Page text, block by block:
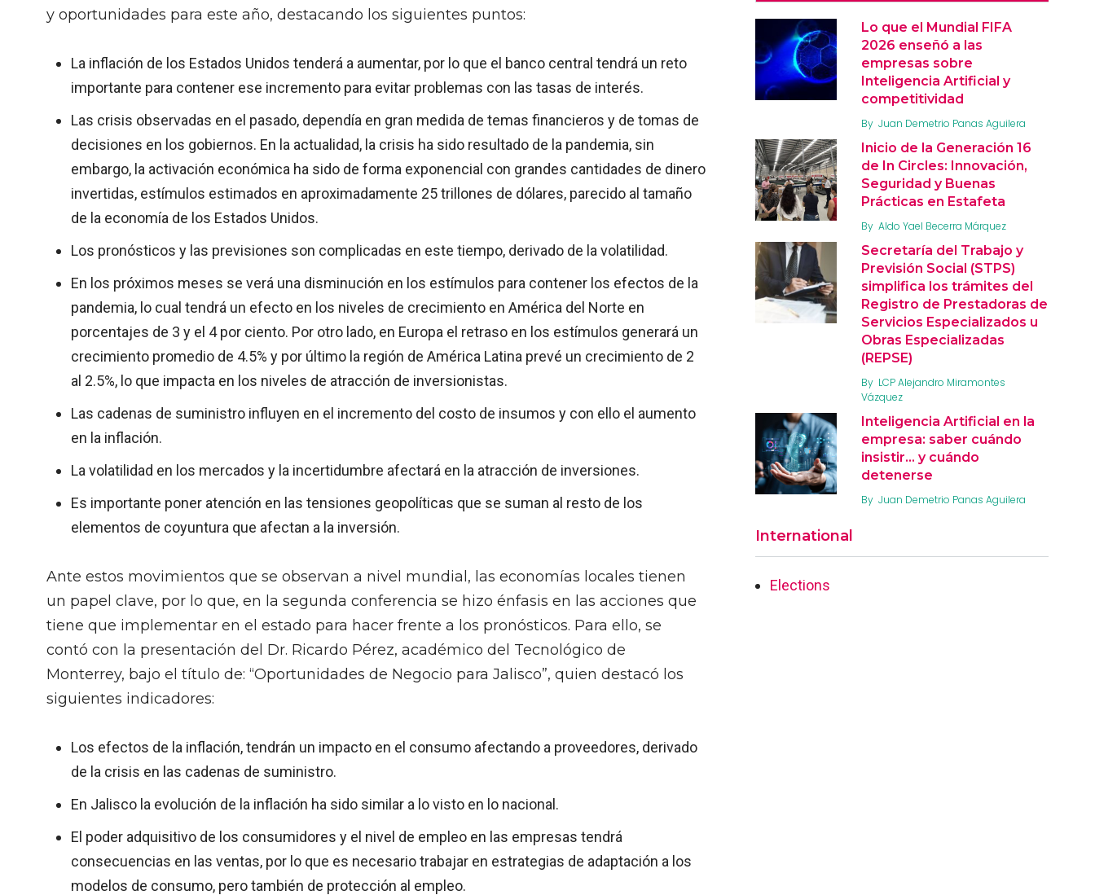
y oportunidades para este año, destacando los siguientes puntos:
La inflación de los Estados Unidos tenderá a aumentar, por lo que el banco central tendrá un reto
importante para contener ese incremento para evitar problemas con las tasas de interés.
Las crisis observadas en el pasado, dependía en gran medida de temas financieros y de tomas de
decisiones en los gobiernos. En la actualidad, la crisis ha sido resultado de la pandemia, sin
embargo, la activación económica ha sido de forma exponencial con grandes cantidades de dinero
invertidas, estímulos estimados en aproximadamente 25 trillones de dólares, parecido al tamaño
de la economía de los Estados Unidos.
Los pronósticos y las previsiones son complicadas en este tiempo, derivado de la volatilidad.
En los próximos meses se verá una disminución en los estímulos para contener los efectos de la
pandemia, lo cual tendrá un efecto en los niveles de crecimiento en América del Norte en
porcentajes de 3 y el 4 por ciento. Por otro lado, en Europa el retraso en los estímulos generará un
crecimiento promedio de 4.5% y por último la región de América Latina prevé un crecimiento de 2
al 2.5%, lo que impacta en los niveles de atracción de inversionistas.
Las cadenas de suministro influyen en el incremento del costo de insumos y con ello el aumento
en la inflación.
La volatilidad en los mercados y la incertidumbre afectará en la atracción de inversiones.
Es importante poner atención en las tensiones geopolíticas que se suman al resto de los
elementos de coyuntura que afectan a la inversión.
Ante estos movimientos que se observan a nivel mundial, las economías locales tienen
un papel clave, por lo que, en la segunda conferencia se hizo énfasis en las acciones que
tiene que implementar en el estado para hacer frente a los pronósticos. Para ello, se
contó con la presentación del Dr. Ricardo Pérez, académico del Tecnológico de
Monterrey, bajo el título de: “Oportunidades de Negocio para Jalisco”, quien destacó los
siguientes indicadores:
Los efectos de la inflación, tendrán un impacto en el consumo afectando a proveedores, derivado
de la crisis en las cadenas de suministro.
En Jalisco la evolución de la inflación ha sido similar a lo visto en lo nacional.
El poder adquisitivo de los consumidores y el nivel de empleo en las empresas tendrá
consecuencias en las ventas, por lo que es necesario trabajar en estrategias de adaptación a los
modelos de consumo, pero también de protección al empleo.
Lo que el Mundial FIFA
2026 enseñó a las
empresas sobre
Inteligencia Artificial y
competitividad
By Juan Demetrio Panas Aguilera
Inicio de la Generación 16
de In Circles: Innovación,
Seguridad y Buenas
Prácticas en Estafeta
By Aldo Yael Becerra Márquez
Secretaría del Trabajo y
Previsión Social (STPS)
simplifica los trámites del
Registro de Prestadoras de
Servicios Especializados u
Obras Especializadas
(REPSE)
By LCP Alejandro Miramontes
Vázquez
Inteligencia Artificial en la
empresa: saber cuándo
insistir… y cuándo
detenerse
By Juan Demetrio Panas Aguilera
International
Elections